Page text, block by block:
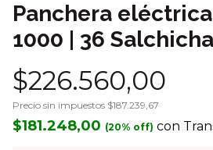
Panchera
1000 | 36
$226.560,00
Precio sin impuestos $187.239,67
$181.248,00 con